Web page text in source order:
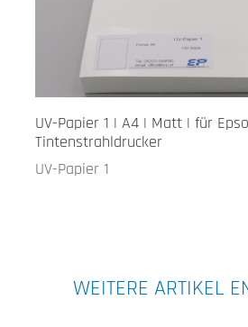
UV-Papier 1 | A4 | Matt | für
Tintenstrahldrucker
UV-Papier 1
WEITERE ARTIKEL